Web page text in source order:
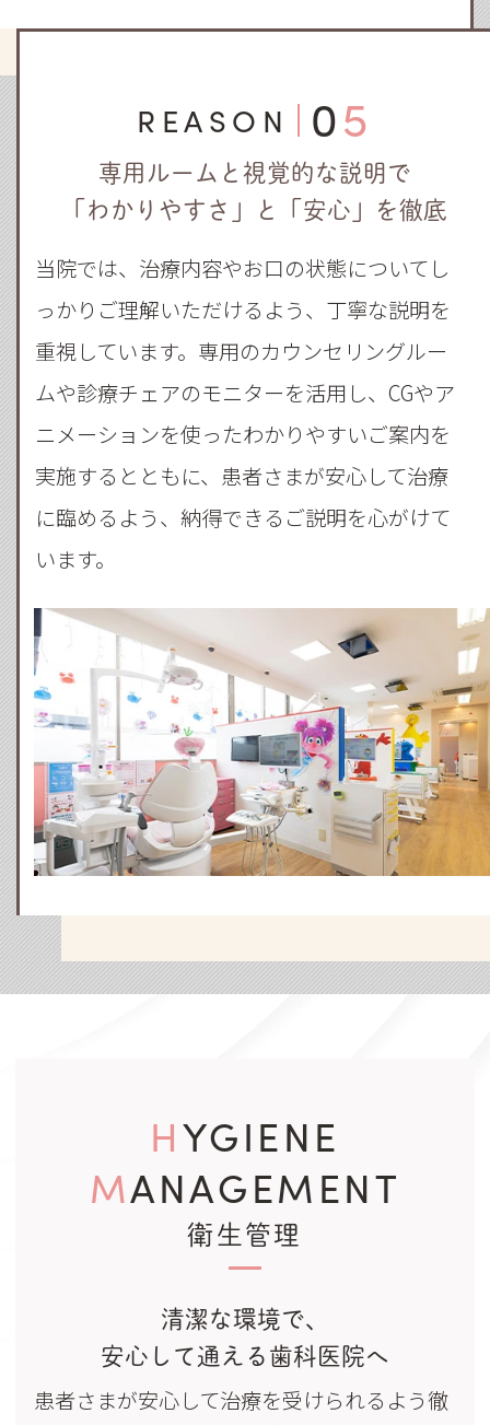
REASON 05
専用ルームと視覚的な説明で
「わかりやすさ」と「安心」を徹底
当院では、治療内容やお口の状態についてし
っかりご理解いただけるよう、丁寧な説明を
重視しています。専用のカウンセリングルー
ムや診療チェアのモニターを活用し、CGやア
ニメーションを使ったわかりやすいご案内を
実施するとともに、患者さまが安心して治療
に臨めるよう、納得できるご説明を心がけて
います。
HYGIENE
MANAGEMENT
衛生管理
清潔な環境で、
安心して通える歯科医院へ
患者さまが安心して治療を受けられるよう徹